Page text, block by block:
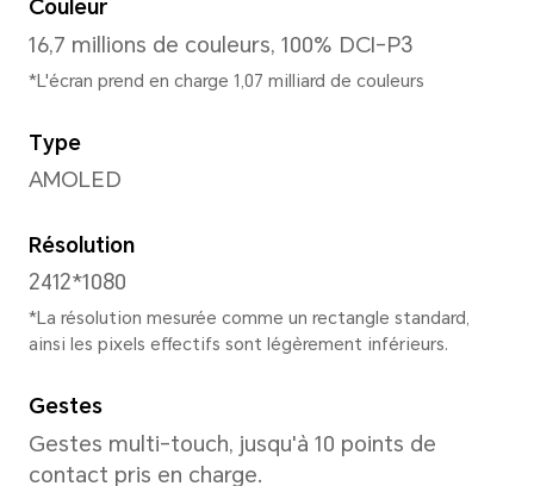
Profondeur
7,12 mm
Poids
Environ 174g (batterie
*La taille et le poids du produit
fonction de la configuration, du
et des méthodes de mesure.